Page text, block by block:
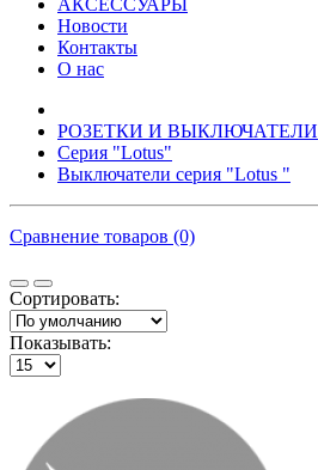
АКСЕССУАРЫ
Новости
Контакты
О нас
РОЗЕТКИ И ВЫКЛЮЧАТЕЛИ
Серия "Lotus"
Выключатели серия "Lotus "
Сравнение товаров (0)
Сортировать:
Показывать: